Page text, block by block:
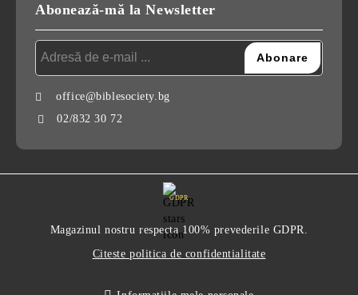
Abonează-mă la Newsletter
office@biblesociety.bg
02/832 30 72
GDPR
Magazinul nostru respecta 100% prevederile GDPR.
Citeste politica de confidentialitate